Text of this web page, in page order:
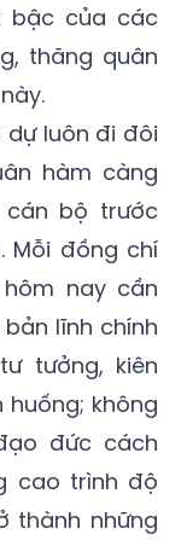
bậc của các
thăng quân
dự luôn đi đôi
hàm càng
bộ trước
Mỗi đồng chí
nay cần
lĩnh chính
tưởng, kiên
không
đức cách
cao trình độ
thành những